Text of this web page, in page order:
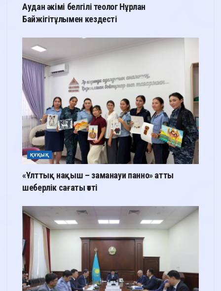
Аудан әкімі белгілі теолог Нұрлан
Байжігітұлымен кездесті
ҚҰҚЫҚ
«Ұлттық нақыш – заманауи панно» атты
шеберлік сағаты өтті